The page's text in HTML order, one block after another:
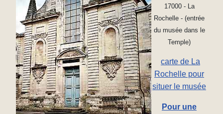
17000 - La
Rochelle - (entrée
du musée dans le
Temple)
carte de La
Rochelle pour
situer le musée
Pour une